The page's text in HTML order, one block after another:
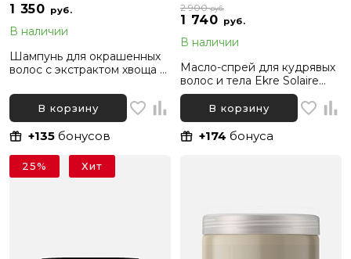
1 350 руб.
В наличии
Шампунь для окрашенных
волос с экстрактом хвоща и
Nature Color Protection,
1000 млВ корзину
+135 бонусов
1 740 руб.
2 900руб.
В наличии
Масло-спрей для кудрявых
волос и тела Ekre Solaire
Hair and Body Restoring Oil,
150 млВ корзину
+174 бонуса
25% Хит